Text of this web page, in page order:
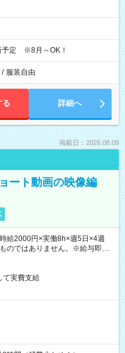
定 ※8月～OK！
/ 服装自由
る 詳細へ
掲載日：2026.08.09
ート動画の映像編
2000円×実働8h×週5日×4週
のではありません。※給与即受
有）
て実費支給